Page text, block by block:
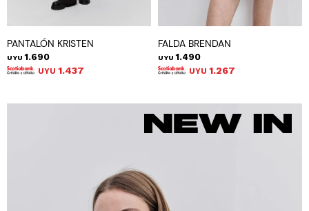
PANTALÓN KRISTEN
UYU 1.690
UYU 1.437
FALDA BRENDAN
UYU 1.490
UYU 1.267